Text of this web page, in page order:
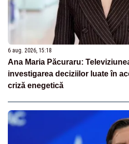
6 aug. 2026, 15:18
Ana Maria Păcuraru:
investigarea deciziilor luate în
criză enegetică